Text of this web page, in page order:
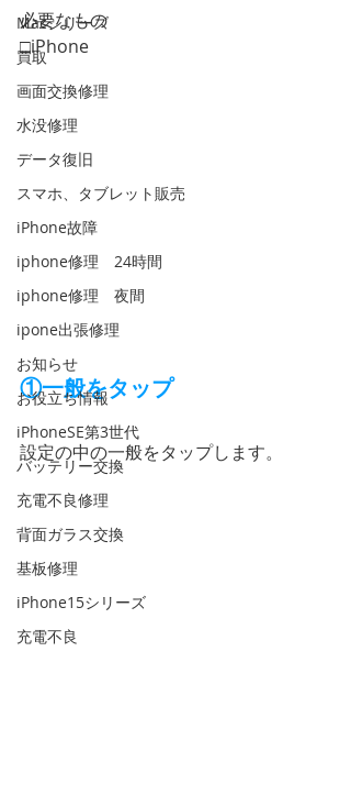
Macシリーズ
買取
画面交換修理
水没修理
データ復旧
スマホ、タブレット販売
iPhone故障
iphone修理 24時間
iphone修理 夜間
ipone出張修理
お知らせ
お役立ち情報
iPhoneSE第3世代
バッテリー交換
充電不良修理
背面ガラス交換
基板修理
iPhone15シリーズ
充電不良
必要なもの
□iPhone
①一般をタップ
設定の中の一般をタップします。